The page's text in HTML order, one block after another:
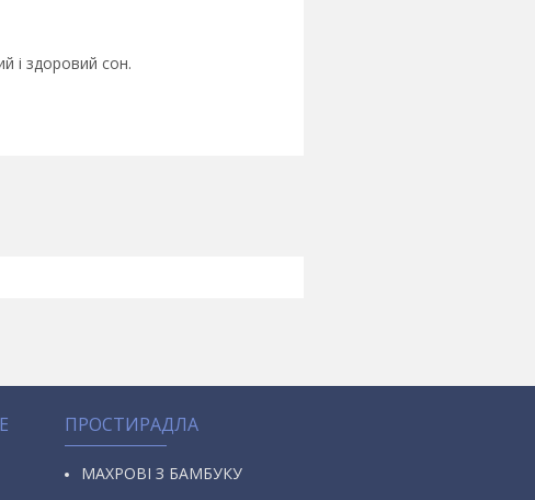
і здоровий сон.
ПРОСТИРАДЛА
МАХРОВІ З БАМБУКУ